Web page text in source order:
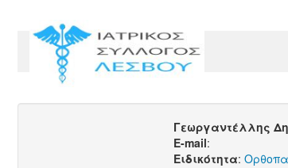
Γεωργαντέλλης
E-mail:
Ειδικότητα: